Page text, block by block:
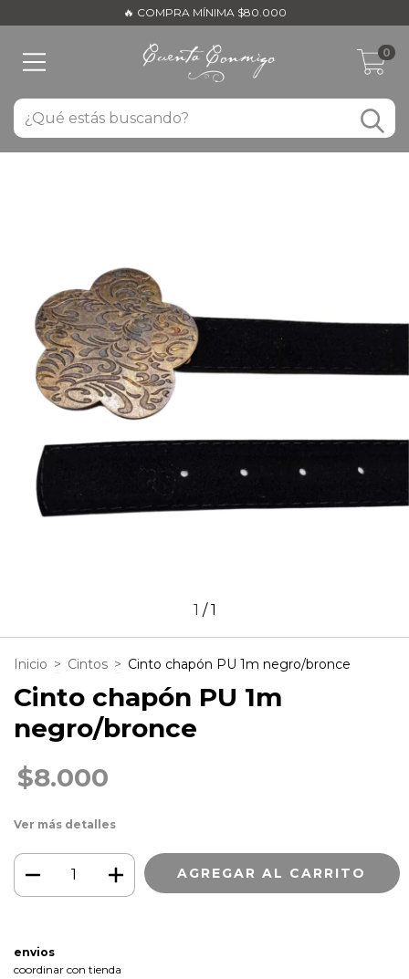
🔥 COMPRA MÍNIMA $80.000
0
1 /1
Inicio > Cintos > Cinto chapón PU 1m negro/bronce
Cinto chapón PU 1m
negro/bronce
$8.000
Ver más detalles
envios
coordinar con tienda